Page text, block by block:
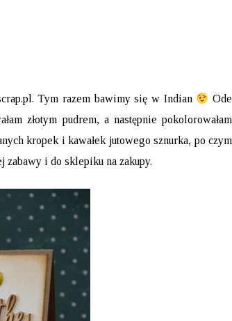
. Tym razem bawimy się w Indian
Ode
złotym pudrem, a następnie pokolorowałam
kropek i kawałek jutowego sznurka, po czym
zabawy i do sklepiku na zakupy.